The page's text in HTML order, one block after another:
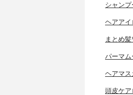
シャン
ヘアアイ
まとめ
パーマム
ヘアマス
頭皮ケア